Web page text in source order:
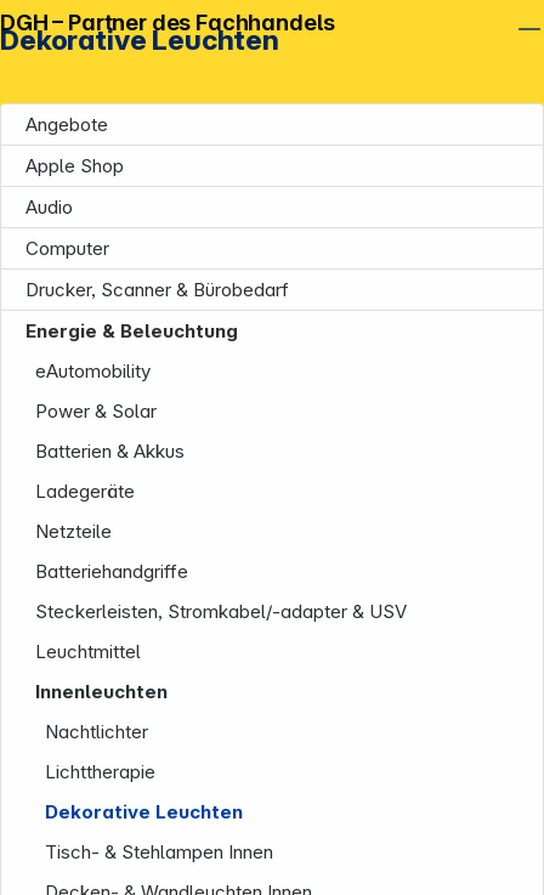
Dekorative Leuchten
Angebote
Apple Shop
Audio
Computer
Drucker, Scanner & Bürobedarf
Energie & Beleuchtung
eAutomobility
Power & Solar
Batterien & Akkus
Ladegeräte
Netzteile
Batteriehandgriffe
Steckerleisten, Stromkabel/-adapter & USV
Leuchtmittel
Innenleuchten
Nachtlichter
Lichttherapie
Dekorative Leuchten
Tisch- & Stehlampen Innen
DGH – Partner des Fachhandels
Unternehmen